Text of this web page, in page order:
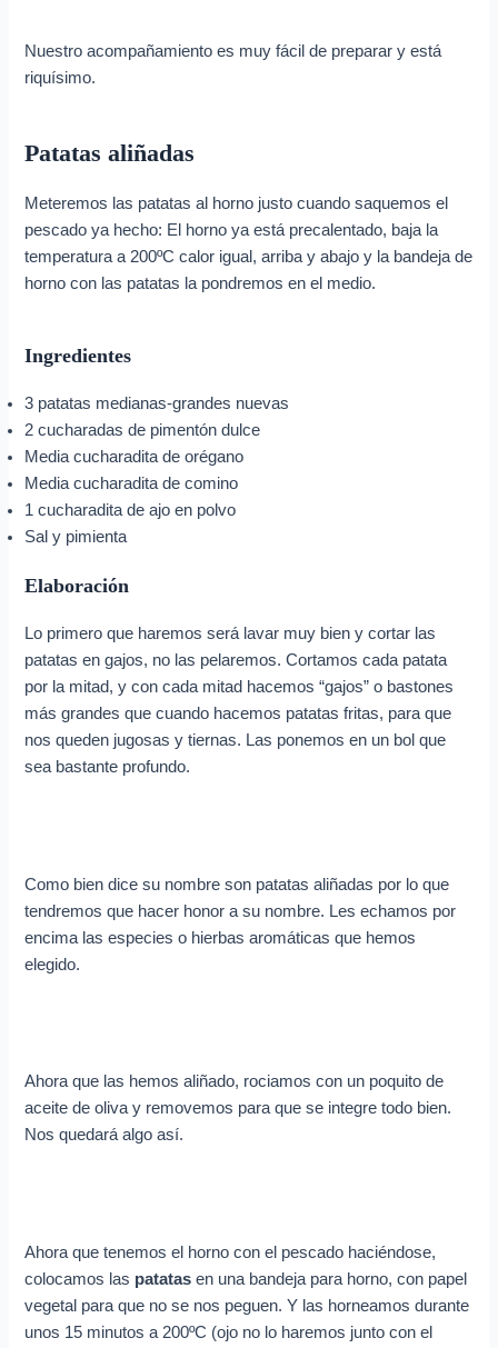
Nuestro acompañamiento es muy fácil de preparar y está
riquísimo.
Patatas aliñadas
Meteremos las patatas al horno justo cuando saquemos el
pescado ya hecho: El horno ya está precalentado, baja la
temperatura a 200ºC calor igual, arriba y abajo y la bandeja de
horno con las patatas la pondremos en el medio.
Ingredientes
3 patatas medianas-grandes nuevas
2 cucharadas de pimentón dulce
Media cucharadita de orégano
Media cucharadita de comino
1 cucharadita de ajo en polvo
Sal y pimienta
Elaboración
Lo primero que haremos será lavar muy bien y cortar las
patatas en gajos, no las pelaremos. Cortamos cada patata
por la mitad, y con cada mitad hacemos “gajos” o bastones
más grandes que cuando hacemos patatas fritas, para que
nos queden jugosas y tiernas. Las ponemos en un bol que
sea bastante profundo.
Como bien dice su nombre son patatas aliñadas por lo que
tendremos que hacer honor a su nombre. Les echamos por
encima las especies o hierbas aromáticas que hemos
elegido.
Ahora que las hemos aliñado, rociamos con un poquito de
aceite de oliva y removemos para que se integre todo bien.
Nos quedará algo así.
Ahora que tenemos el horno con el pescado haciéndose,
colocamos las patatas en una bandeja para horno, con papel
vegetal para que no se nos peguen. Y las horneamos durante
unos 15 minutos a 200ºC (ojo no lo haremos junto con el